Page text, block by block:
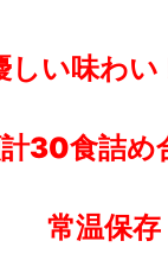
しい味わ
30食詰め
常温保存